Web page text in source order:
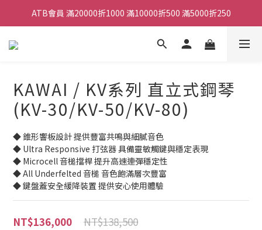
ATB會員 滿20000折1000 滿10000折500 滿5000折250
全館滿490元免運
單顆效果器最低44折
KAWAI / KV系列 直立式鋼琴
(KV-30/KV-50/KV-80)
◆ 錐形響板設計 提供豐富共鳴與細膩音色
◆ Ultra Responsive 打弦器 具備靈敏觸鍵與穩定表現
◆ Microcell 音槌擋桿 提升高速連彈穩定性
◆ All Underfelted 音槌 音色飽滿層次豐富
◆ 鍵盤蓋安全緩降裝置 提供安心使用體驗
NT$138,500
NT$136,000